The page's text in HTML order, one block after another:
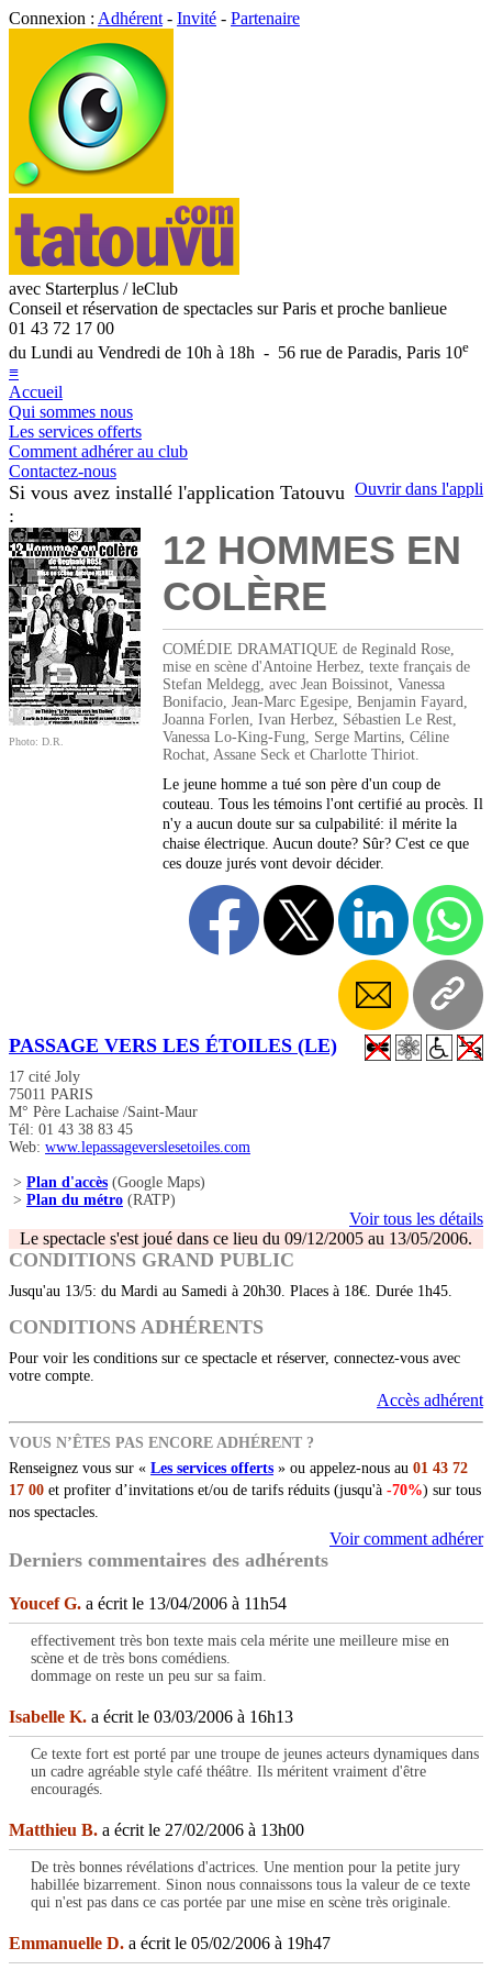
Connexion : Adhérent - Invité - Partenaire
avec Starterplus / leClub
Conseil et réservation de spectacles sur Paris et proche banlieue
01 43 72 17 00
du Lundi au Vendredi de 10h à 18h - 56 rue de Paradis, Paris 10e
≡
Accueil
Qui sommes nous
Les services offerts
Comment adhérer au club
Contactez-nous
Ouvrir dans l'appli
Si vous avez installé l'application Tatouvu
:
Photo: D.R.
12 HOMMES EN
COLÈRE
COMÉDIE DRAMATIQUE de Reginald Rose,
mise en scène d'Antoine Herbez, texte français de
Stefan Meldegg, avec Jean Boissinot, Vanessa
Bonifacio, Jean-Marc Egesipe, Benjamin Fayard,
Joanna Forlen, Ivan Herbez, Sébastien Le Rest,
Vanessa Lo-King-Fung, Serge Martins, Céline
Rochat, Assane Seck et Charlotte Thiriot.
Le jeune homme a tué son père d'un coup de
couteau. Tous les témoins l'ont certifié au procès. Il
n'y a aucun doute sur sa culpabilité: il mérite la
chaise électrique. Aucun doute? Sûr? C'est ce que
ces douze jurés vont devoir décider.
PASSAGE VERS LES ÉTOILES (LE)
17 cité Joly
75011 PARIS
M° Père Lachaise /Saint-Maur
Tél: 01 43 38 83 45
Web: www.lepassageverslesetoiles.com
> Plan d'accès (Google Maps)
> Plan du métro (RATP)
Voir tous les détails
Le spectacle s'est joué dans ce lieu du 09/12/2005 au 13/05/2006.
CONDITIONS GRAND PUBLIC
Jusqu'au 13/5: du Mardi au Samedi à 20h30. Places à 18€. Durée 1h45.
CONDITIONS ADHÉRENTS
Pour voir les conditions sur ce spectacle et réserver, connectez-vous avec
votre compte.
Accès adhérent
VOUS N’ÊTES PAS ENCORE ADHÉRENT ?
Renseignez vous sur « Les services offerts » ou appelez-nous au 01 43 72
17 00 et profiter d’invitations et/ou de tarifs réduits (jusqu'à -70%) sur tous
nos spectacles.
Voir comment adhérer
Derniers commentaires des adhérents
Youcef G. a écrit le 13/04/2006 à 11h54
effectivement très bon texte mais cela mérite une meilleure mise en
scène et de très bons comédiens.
dommage on reste un peu sur sa faim.
Isabelle K. a écrit le 03/03/2006 à 16h13
Ce texte fort est porté par une troupe de jeunes acteurs dynamiques dans
un cadre agréable style café théâtre. Ils méritent vraiment d'être
encouragés.
Matthieu B. a écrit le 27/02/2006 à 13h00
De très bonnes révélations d'actrices. Une mention pour la petite jury
habillée bizarrement. Sinon nous connaissons tous la valeur de ce texte
qui n'est pas dans ce cas portée par une mise en scène très originale.
Emmanuelle D. a écrit le 05/02/2006 à 19h47